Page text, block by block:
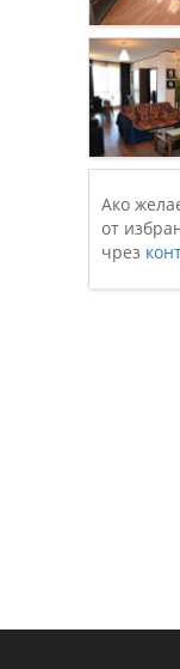
Ако
от
чрез